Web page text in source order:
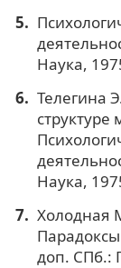
Наука,
Телегина
Наука,
Холодная
доп. СПб.: